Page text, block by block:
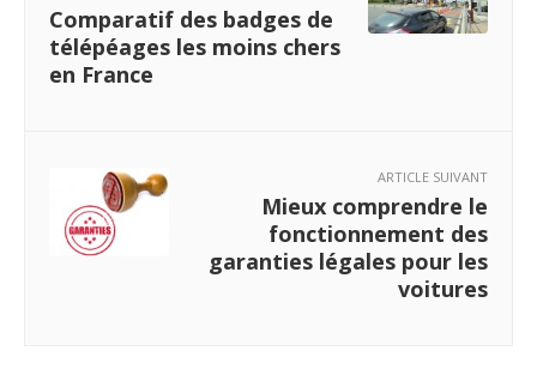
Comparatif des badges de
télépéages les moins chers
en France
ARTICLE SUIVANT
Mieux comprendre le
fonctionnement des
garanties légales pour les
voitures